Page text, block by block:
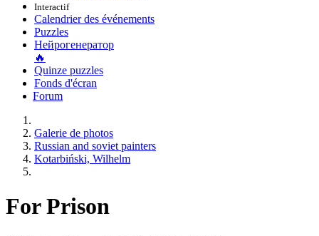
Interactif
Calendrier des événements
Puzzles
Нейрогенератор
🔥
Quinze puzzles
Fonds d'écran
Forum
Galerie de photos
Russian and soviet painters
Kotarbiński, Wilhelm
For Prison